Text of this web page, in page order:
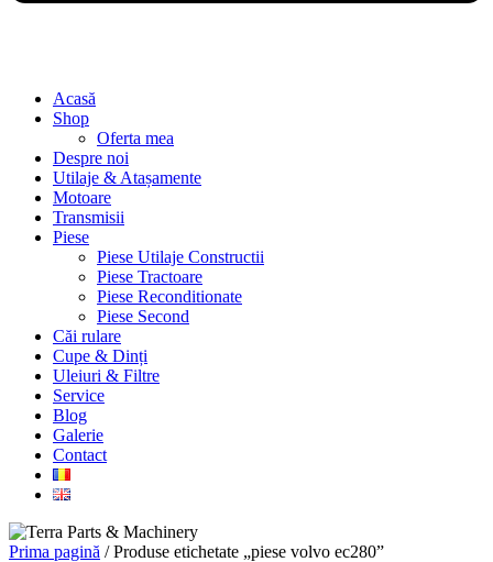
Acasă
Shop
Oferta mea
Despre noi
Utilaje & Atașamente
Motoare
Transmisii
Piese
Piese Utilaje Constructii
Piese Tractoare
Piese Reconditionate
Piese Second
Căi rulare
Cupe & Dinți
Uleiuri & Filtre
Service
Blog
Galerie
Contact
Prima pagină / Produse etichetate „piese volvo ec280”